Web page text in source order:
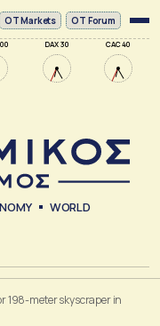
DAX 30 CAC 40
ΟΤ Markets OT Forum
WORLD
198-meter skyscraper in